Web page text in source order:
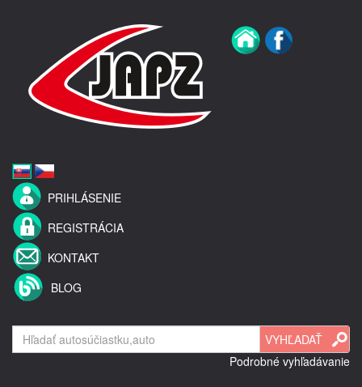
PRIHLÁSENIE
REGISTRÁCIA
KONTAKT
BLOG
Podrobné vyhľadávanie